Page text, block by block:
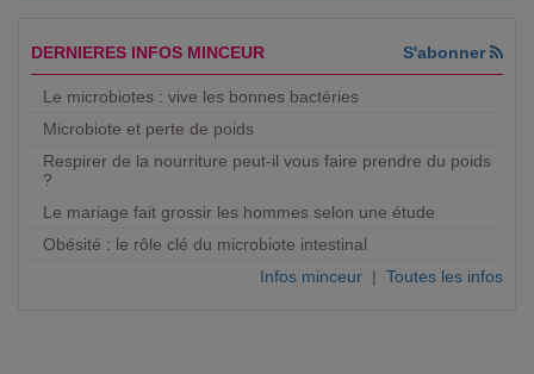
DERNIERES INFOS MINCEUR S'abonner
Le microbiotes : vive les bonnes bactéries
Microbiote et perte de poids
Respirer de la nourriture peut-il vous faire prendre du poids
?
Le mariage fait grossir les hommes selon une étude
Obésité : le rôle clé du microbiote intestinal
Infos minceur | Toutes les infos